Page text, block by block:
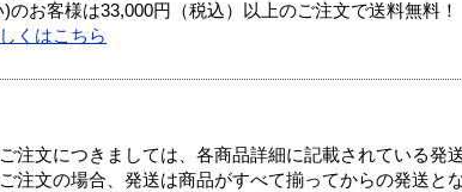
お客様は33,000円（税込）以上のご注文で送料無料！
くはこちら
注文につきましては、各商品詳細に記載されている発
注文の場合、発送は商品がすべて揃ってからの発送とな